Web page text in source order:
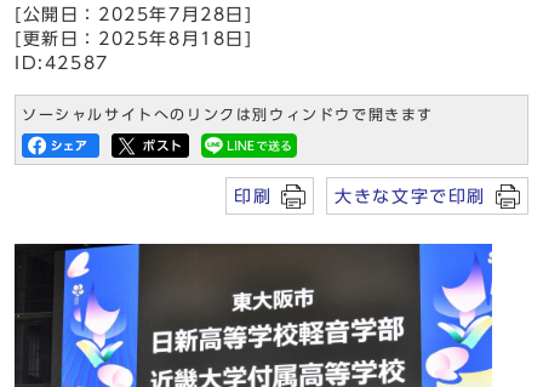
[公開日：2025年7月28日]
[更新日：2025年8月18日]
ID:42587
ソーシャルサイトへのリンクは別ウィンドウで開きます
印刷 大きな文字で印刷